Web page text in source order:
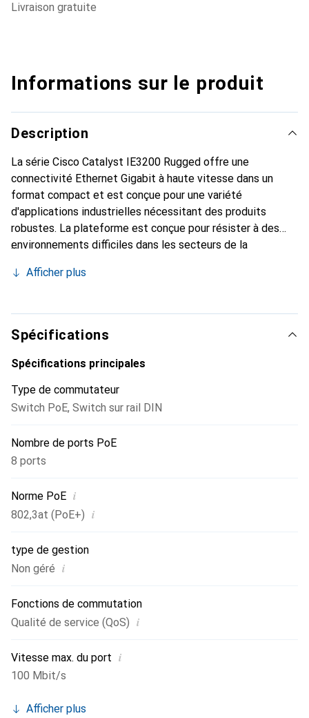
livraison gratuite
Informations sur le produit
Description
La série Cisco Catalyst IE3200 Rugged offre une
connectivité Ethernet Gigabit à haute vitesse dans un
format compact et est conçue pour une variété
d'applications industrielles nécessitant des produits
robustes. La plateforme est conçue pour résister à des
environnements difficiles dans les secteurs de la
l'exploitation minière, des villes intelligentes ainsi que
IE3200 est également idéale pour des déploiements
d'entreprise étendus en extérieur, dans des entrepôts et
des centres de distribution.
Afficher plus
Spécifications
Spécifications principales
Type de commutateur
Switch PoE, Switch sur rail DIN
Nombre de ports PoE
8 ports
Norme PoE i
802,3at (PoE+) i
type de gestion
Non géré i
Fonctions de commutation
Qualité de service (QoS) i
Vitesse max. du port i
100 Mbit/s
Afficher plus